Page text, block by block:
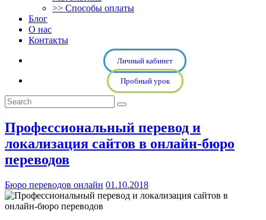
>> Способы оплаты
Блог
О нас
Контакты
Личный кабинет
Пробный урок
Профессиональный перевод и
локализация сайтов в онлайн-бюро
переводов
Бюро переводов онлайн 01.10.2018